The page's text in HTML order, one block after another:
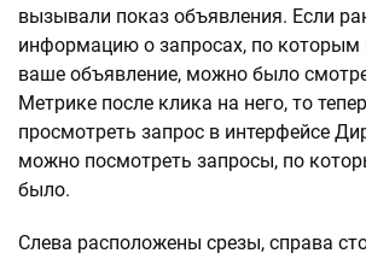
вызывали показ объявления. Если
информацию о запросах, по которым
ваше объявление, можно было
Метрике после клика на него, то
просмотреть запрос в интерфейсе
можно посмотреть запросы, по
было.
Слева расположены срезы, справа